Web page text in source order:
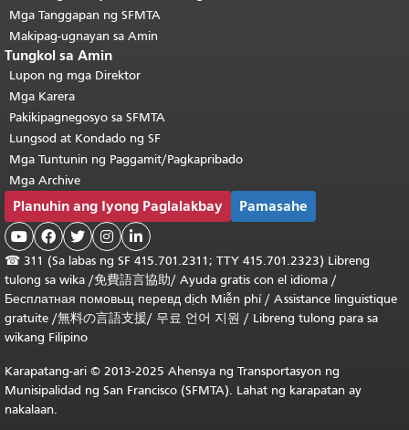
Mga Tanggapan ng SFMTA
Makipag-ugnayan sa Amin
Tungkol sa Amin
Lupon ng mga Direktor
Mga Karera
Pakikipagnegosyo sa SFMTA
Lungsod at Kondado ng SF
Mga Tuntunin ng Paggamit/Pagkapribado
Mga Archive
Planuhin ang Iyong Paglalakbay Pamasahe
    
☎ 311 (Sa labas ng SF 415.701.2311; TTY 415.701.2323) Libreng
tulong sa wika /免費語言協助/ Ayuda gratis con el idioma /
Бесплатная помовьщ перевд dịch Miễn phí/ Assistance linguistique
gratuite /無料の言語支援/ 무료 언어 지원 / Libreng tulong para sa
wikang Filipino
Karapatang-ari © 2013-2025 Ahensya ng Transportasyon ng
Munisipalidad ng San Francisco (SFMTA). Lahat ng karapatan ay
nakalaan.